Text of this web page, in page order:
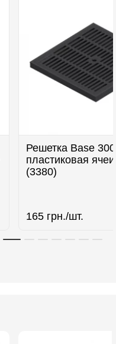
Решетка Base
пластиковая
(3380)
165 грн./шт.